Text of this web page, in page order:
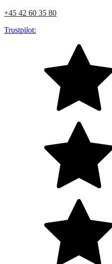
+45 42 60 35 80
Trustpilot: